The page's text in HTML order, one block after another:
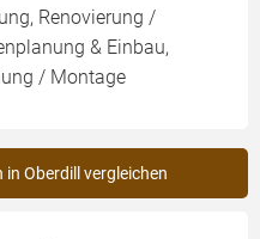
Renovierung /
& Einbau,
/ Montage
Oberdill vergleichen